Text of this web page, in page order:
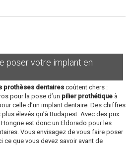
poser votre implant en
prothèses dentairescoûtent chers :
pour la pose d’un pilier prothétique à
celle d’un implant dentaire. Des chiffres
élevés qu’à Budapest. Avec des prix
est donc un Eldorado pour les
Vous envisagez de vous faire poser
ce que vous devez savoir avant de